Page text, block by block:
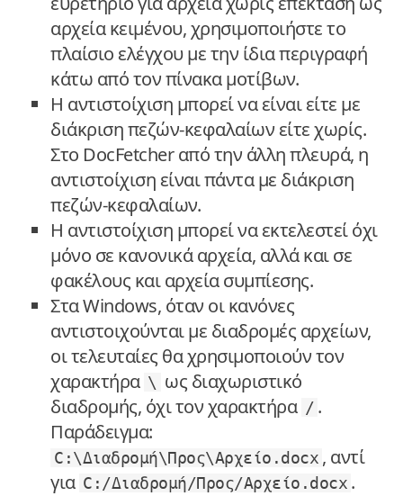
αρχεία κειμένου, χρησιμοποιήστε το
πλαίσιο ελέγχου με την ίδια περιγραφή
κάτω από τον πίνακα μοτίβων.
Η αντιστοίχιση μπορεί να είναι είτε με
διάκριση πεζών-κεφαλαίων είτε χωρίς.
Στο DocFetcher από την άλλη πλευρά, η
αντιστοίχιση είναι πάντα με διάκριση
πεζών-κεφαλαίων.
Η αντιστοίχιση μπορεί να εκτελεστεί όχι
μόνο σε κανονικά αρχεία, αλλά και σε
φακέλους και αρχεία συμπίεσης.
Στα Windows, όταν οι κανόνες
αντιστοιχούνται με διαδρομές αρχείων,
οι τελευταίες θα χρησιμοποιούν τον
χαρακτήρα \ ως διαχωριστικό
διαδρομής, όχι τον χαρακτήρα / .
Παράδειγμα:
C:\Διαδρομή\Προς\Αρχείο.docx , αντί
για C:/Διαδρομή/Προς/Αρχείο.docx .